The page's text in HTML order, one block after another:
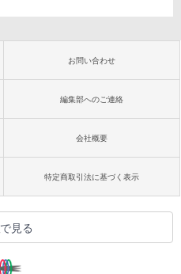
お問い合わせ
編集部へのご連絡
会社概要
特定商取引法に基づく表示
見る